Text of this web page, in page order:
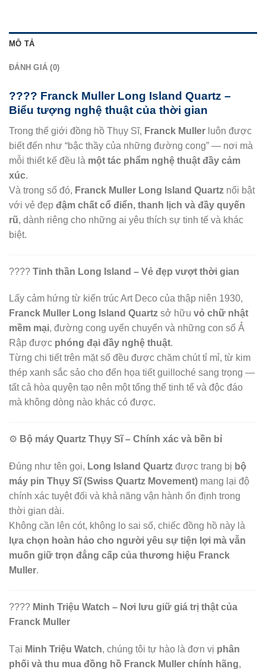
MÔ TẢ
ĐÁNH GIÁ (0)
???? Franck Muller Long Island Quartz –
Biểu tượng nghệ thuật của thời gian
Trong thế giới đồng hồ Thụy Sĩ, Franck Muller luôn được
biết đến như “bậc thầy của những đường cong” — nơi mà
mỗi thiết kế đều là một tác phẩm nghệ thuật đầy cảm
xúc.
Và trong số đó, Franck Muller Long Island Quartz nổi bật
với vẻ đẹp đậm chất cổ điển, thanh lịch và đầy quyến
rũ, dành riêng cho những ai yêu thích sự tinh tế và khác
biệt.
????️ Tinh thần Long Island – Vẻ đẹp vượt thời gian
Lấy cảm hứng từ kiến trúc Art Deco của thập niên 1930,
Franck Muller Long Island Quartz sở hữu vỏ chữ nhật
mềm mại, đường cong uyển chuyển và những con số Ả
Rập được phóng đại đầy nghệ thuật.
Từng chi tiết trên mặt số đều được chăm chút tỉ mỉ, từ kim
thép xanh sắc sảo cho đến họa tiết guilloché sang trọng —
tất cả hòa quyện tạo nên một tổng thể tinh tế và độc đáo
mà không dòng nào khác có được.
⚙️ Bộ máy Quartz Thụy Sĩ – Chính xác và bền bỉ
Đúng như tên gọi, Long Island Quartz được trang bị bộ
máy pin Thụy Sĩ (Swiss Quartz Movement) mang lại độ
chính xác tuyệt đối và khả năng vận hành ổn định trong
thời gian dài.
Không cần lên cót, không lo sai số, chiếc đồng hồ này là
lựa chọn hoàn hảo cho người yêu sự tiện lợi mà vẫn
muốn giữ trọn đẳng cấp của thương hiệu Franck
Muller.
???? Minh Triệu Watch – Nơi lưu giữ giá trị thật của
Franck Muller
Tại Minh Triệu Watch, chúng tôi tự hào là đơn vị phân
phối và thu mua đồng hồ Franck Muller chính hãng,